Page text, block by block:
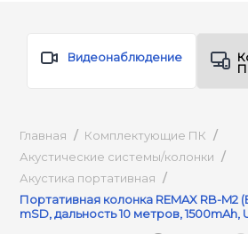
Видеонаблюдение
Главная / Комплектующие ПК /
Акустические системы/колонки /
Акустика портативная /
Портативная колонка REMAX RB-M2
mSD, дальность 10 метров, 1500mAh,